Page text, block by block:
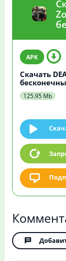
Скачать
125.95 Mb